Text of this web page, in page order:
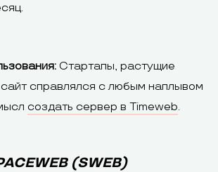
Стартапы, растущие
справлялся с любым наплывом
создать сервер в Timeweb.
(SWEB)